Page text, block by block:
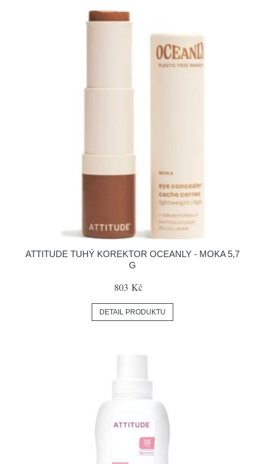
ATTITUDE TUHÝ KOREKTOR OCEANLY - MOKA 5,7
G
803 Kč
DETAIL PRODUKTU